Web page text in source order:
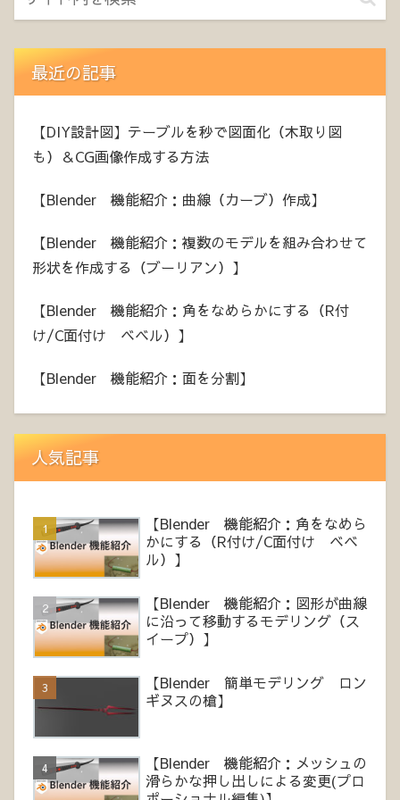
最近の記事
【DIY設計図】テーブルを秒で図面化（木取り図
も）＆CG画像作成する方法
【Blender 機能紹介：曲線（カーブ）作成】
【Blender 機能紹介：複数のモデルを組み合わせて
形状を作成する（ブーリアン）】
【Blender 機能紹介：角をなめらかにする（R付
け/C面付け ベベル）】
【Blender 機能紹介：面を分割】
人気記事
【Blender 機能紹介：角をなめら
かにする（R付け/C面付け ベベ
ル）】
【Blender 機能紹介：図形が曲線
に沿って移動するモデリング（ス
イープ）】
【Blender 簡単モデリング ロン
ギヌスの槍】
【Blender 機能紹介：メッシュの
滑らかな押し出しによる変更(プロ